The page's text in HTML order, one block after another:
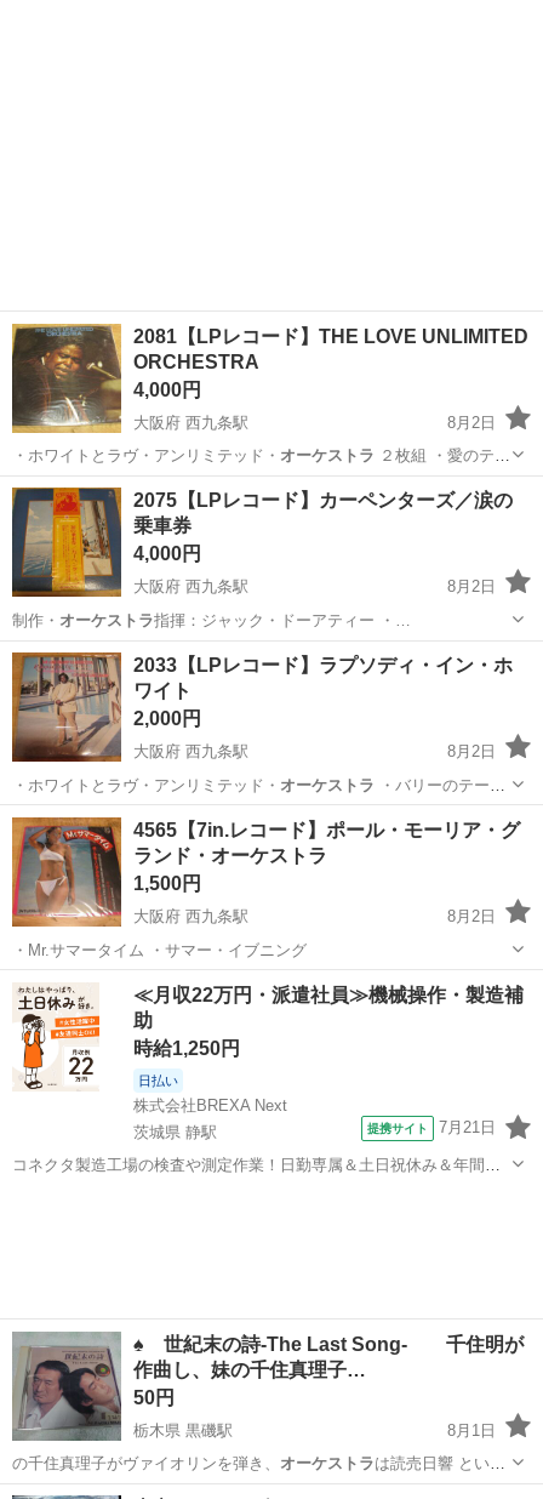
2081【LPレコード】THE LOVE UNLIMITED
ORCHESTRA
4,000円
大阪府 西九条駅
8月2日
・ホワイトとラヴ・アンリミテッド・ オーケストラ ２枚組 ・愛のテー
マ ・ト…
大阪 大阪市 西九条駅 その他 LPレコード
2075【LPレコード】カーペンターズ／涙の
乗車券
4,000円
大阪府 西九条駅
8月2日
制作・ オーケストラ指揮：ジャック・ドーアティー ・…
大阪 大阪市 西九条駅 その他 カーペンターズ
2033【LPレコード】ラプソディ・イン・ホ
ワイト
2,000円
大阪府 西九条駅
8月2日
・ホワイトとラヴ・アンリミテッド・ オーケストラ ・バリーのテーマ
・ラプソデ…
大阪 大阪市 西九条駅
4565【7in.レコード】ポール・モーリア・グ
ランド・オーケストラ
1,500円
大阪府 西九条駅
8月2日
・Mr.サマータイム ・サマー・イブニング
大阪 大阪市 西九条駅 その他
≪月収22万円・派遣社員≫機械操作・製造補
助
時給1,250円
日払い
株式会社BREXA Next
茨城県 静駅
提携サイト 7月21日
コネクタ製造工場の検査や測定作業！日勤専属＆土日祝休み＆年間休
♠ 世紀末の詩-The Last Song- 千住明が
作曲し、妹の千住真理子…
50円
栃木県 黒磯駅
8月1日
の千住真理子がヴァイオリンを弾き、 オーケストラは読売日響 という
豪華な同名のT…